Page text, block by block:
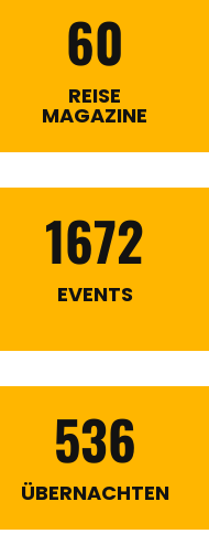
60
REISE
MAGAZINE
1672
EVENTS
536
ÜBERNACHTEN